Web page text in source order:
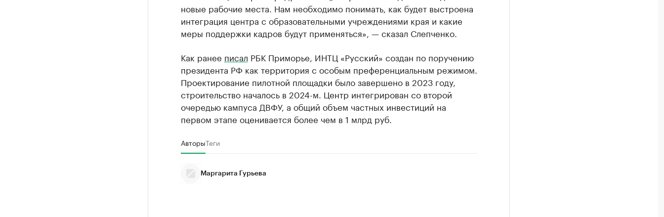
новые рабочие места. Нам необходимо понимать, как будет выстроена
интеграция центра с образовательными учреждениями края и какие
меры поддержки кадров будут применяться», — сказал Слепченко.
Как ранее писал РБК Приморье, ИНТЦ «Русский» создан по поручению
президента РФ как территория с особым преференциальным режимом.
Проектирование пилотной площадки было завершено в 2023 году,
строительство началось в 2024-м. Центр интегрирован со второй
очередью кампуса ДВФУ, а общий объем частных инвестиций на
первом этапе оценивается более чем в 1 млрд руб.
АвторыТеги
Маргарита Гурьева